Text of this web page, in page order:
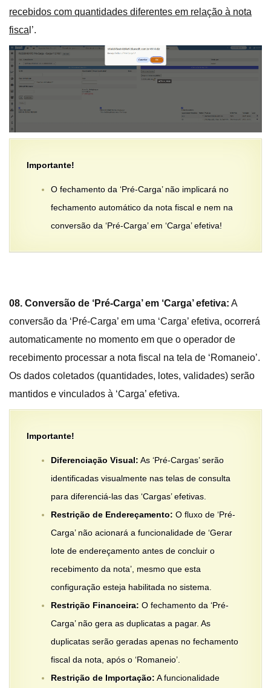
recebidos com quantidades diferentes em relação à nota
fisca l’.
Importante!
O fechamento da ‘Pré-Carga’ não implicará no
fechamento automático da nota fiscal e nem na
conversão da ‘Pré-Carga’ em ‘Carga’ efetiva!
08. Conversão de ‘Pré-Carga’ em ‘Carga’ efetiva: A
conversão da ‘Pré-Carga’ em uma ‘Carga’ efetiva, ocorrerá
automaticamente no momento em que o operador de
recebimento processar a nota fiscal na tela de ‘Romaneio’.
Os dados coletados (quantidades, lotes, validades) serão
mantidos e vinculados à ‘Carga’ efetiva.
Importante!
Diferenciação Visual: As ‘Pré-Cargas’ serão
identificadas visualmente nas telas de consulta
para diferenciá-las das ‘Cargas’ efetivas.
Restrição de Endereçamento: O fluxo de ‘Pré-
Carga’ não acionará a funcionalidade de ‘Gerar
lote de endereçamento antes de concluir o
recebimento da nota’, mesmo que esta
configuração esteja habilitada no sistema.
Restrição Financeira: O fechamento da ‘Pré-
Carga’ não gera as duplicatas a pagar. As
duplicatas serão geradas apenas no fechamento
fiscal da nota, após o ‘Romaneio’.
Restrição de Importação: A funcionalidade